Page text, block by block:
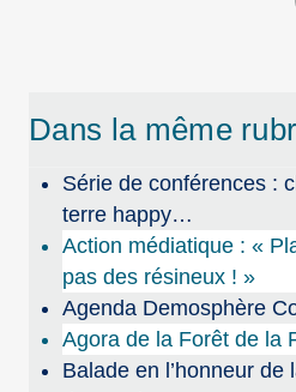
Dans la même
Série de conférences :
terre happy…
Action médiatique : «
pas des résineux ! »
Agenda Demosphère
Agora de la Forêt de la
Balade en l’honneur